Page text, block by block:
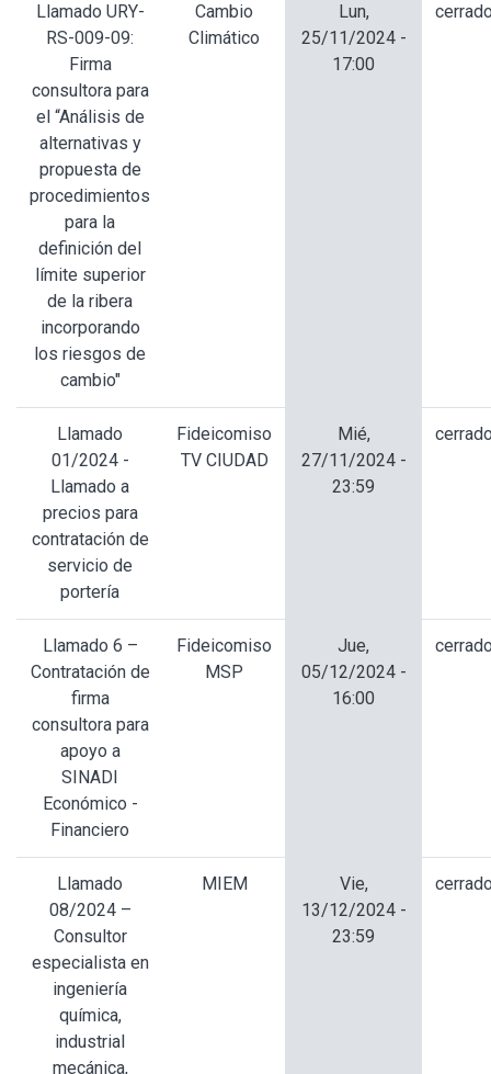
Llamado URY-
RS-009-09:
Firma
consultora para
el “Análisis de
alternativas y
propuesta de
procedimientos
para la
definición del
límite superior
de la ribera
incorporando
los riesgos de
cambio"
Cambio
Climático
Lun,
25/11/2024 -
17:00
Llamado
01/2024 -
Llamado a
precios para
contratación de
servicio de
portería
Fideicomiso
TV CIUDAD
Mié,
27/11/2024 -
23:59
Llamado 6 –
Contratación de
firma
consultora para
apoyo a
SINADI
Económico -
Financiero
Fideicomiso
MSP
Jue,
05/12/2024 -
16:00
Llamado
08/2024 –
Consultor
especialista en
ingeniería
química,
industrial
mecánica,
MIEM
Vie,
13/12/2024 -
23:59